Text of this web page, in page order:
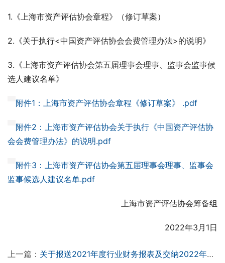
1.《上海市资产评估协会章程》（修订草案）
2.《关于执行<中国资产评估协会会费管理办法>的说明》
3.《上海市资产评估协会第五届理事会理事、监事会监事候
选人建议名单》
附件1：上海市资产评估协会章程《修订草案》 .pdf
附件2：上海市资产评估协会关于执行《中国资产评估协
会会费管理办法》的说明.pdf
附件3：上海市资产评估协会第五届理事会理事、监事会
监事候选人建议名单.pdf
上海市资产评估协会筹备组
2022年3月1日
上一篇： 关于报送2021年度行业财务报表及交纳2022年度会员会费有关工作的通知